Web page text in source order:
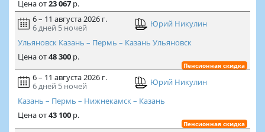
Ценаот23 067р.
6 – 11 августа 2026 г.
6 дней 5 ночей
Юрий Никулин
Ульяновск Казань – Пермь – Казань Ульяновск
Ценаот48 300р.
Пенсионная скидка
6 – 11 августа 2026 г.
6 дней 5 ночей
Юрий Никулин
Казань – Пермь – Нижнекамск – Казань
Ценаот43 100р.
Пенсионная скидка